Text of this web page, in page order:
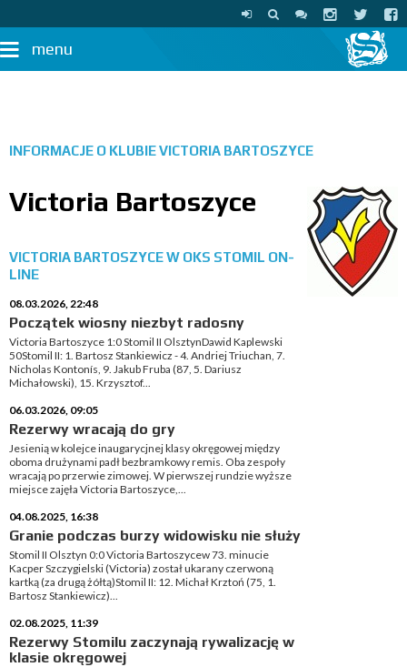
menu
INFORMACJE O KLUBIEVICTORIA BARTOSZYCE
Victoria Bartoszyce
VICTORIA BARTOSZYCE W OKS STOMIL ON-
LINE
08.03.2026, 22:48
Początek wiosny niezbyt radosny
Victoria Bartoszyce 1:0 Stomil II OlsztynDawid Kaplewski
50Stomil II: 1. Bartosz Stankiewicz - 4. Andriej Triuchan, 7.
Nicholas Kontonís, 9. Jakub Fruba (87, 5. Dariusz
Michałowski), 15. Krzysztof...
06.03.2026, 09:05
Rezerwy wracają do gry
Jesienią w kolejce inaugarycjnej klasy okręgowej między
oboma drużynami padł bezbramkowy remis. Oba zespoły
wracają po przerwie zimowej. W pierwszej rundzie wyższe
miejsce zajęła Victoria Bartoszyce,...
04.08.2025, 16:38
Granie podczas burzy widowisku nie służy
Stomil II Olsztyn 0:0 Victoria Bartoszycew 73. minucie
Kacper Szczygielski (Victoria) został ukarany czerwoną
kartką (za drugą żółtą)Stomil II: 12. Michał Krztoń (75, 1.
Bartosz Stankiewicz)...
02.08.2025, 11:39
Rezerwy Stomilu zaczynają rywalizację w
klasie okręgowej